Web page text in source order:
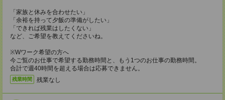
「家族と休みを合わせたい」
「余裕を持って夕飯の準備がしたい」
「できれば残業はしたくない」
など、ご希望を教えてくださいね。
※Wワーク希望の方へ
今ご覧のお仕事で希望する勤務時間と、もう1つのお仕事の勤務時間。
合計で週40時間を超える場合は応募できません。
残業時間 残業なし